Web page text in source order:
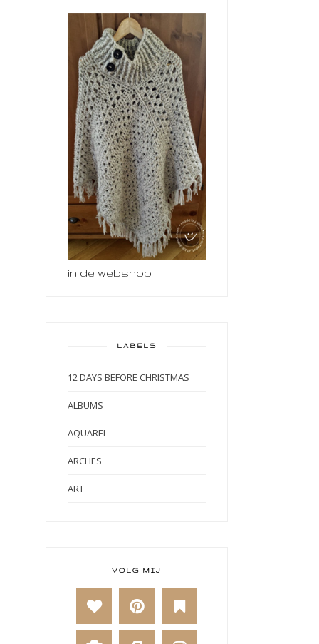
in de webshop
LABELS
12 DAYS BEFORE CHRISTMAS
ALBUMS
AQUAREL
ARCHES
ART
BAKKEN
BEESTENBOEL
VOLG MIJ